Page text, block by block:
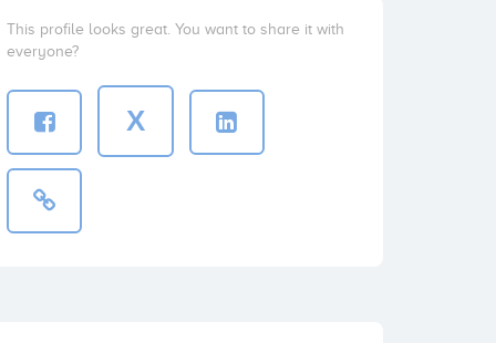
This profile looks great. You want to share it with
everyone?
X